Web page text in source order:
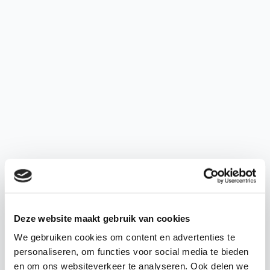
Deze website maakt gebruik van cookies
We gebruiken cookies om content en advertenties te
personaliseren, om functies voor social media te bieden
en om ons websiteverkeer te analyseren. Ook delen we